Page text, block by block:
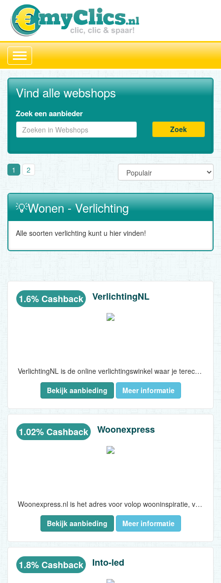
Toggle
navigation
Vind alle webshops
Zoek een aanbieder
Zoek
1 2
💡Wonen - Verlichting
Alle soorten verlichting kunt u hier vinden!
1.6% Cashback VerlichtingNL
VerlichtingNL is de online verlichtingswinkel waar je terecht kunt voor al je zakelijke of particuliere verlichting.
Of je nu op zoek bent naar de meest trendy armaturen, de meest innovatieve lichtbronnen of lampen - bij VerlichtingNL vind je het allemaal...
Bekijk aanbieding Meer informatie
1.02% Cashback Woonexpress
Woonexpress.nl is het adres voor volop wooninspiratie, verrassend betaalbare prijzen én een super grote collectie direct uit voorraad leverbare meubelen en woonaccessoires.
Met maar liefst 9 woonwinkels verspreid over Nederland is er altijd wel een Woonexpress.nl in de buurt. De bezoekers wanen zich niet alleen in een wereld vol inspiratie waar de laatste woontrends worden ontdekt, maar ontvangen ook altijd persoonlijk- en vakkundig advies van meubelexperts...
Bekijk aanbieding Meer informatie
1.8% Cashback Into-led